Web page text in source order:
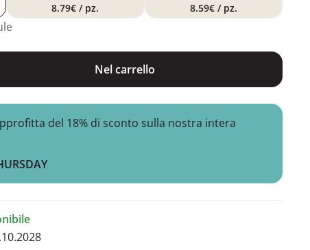
8.79€/ pz. 8.59€ / pz.
Nel carrello
del 18% di sconto sulla nostra intera